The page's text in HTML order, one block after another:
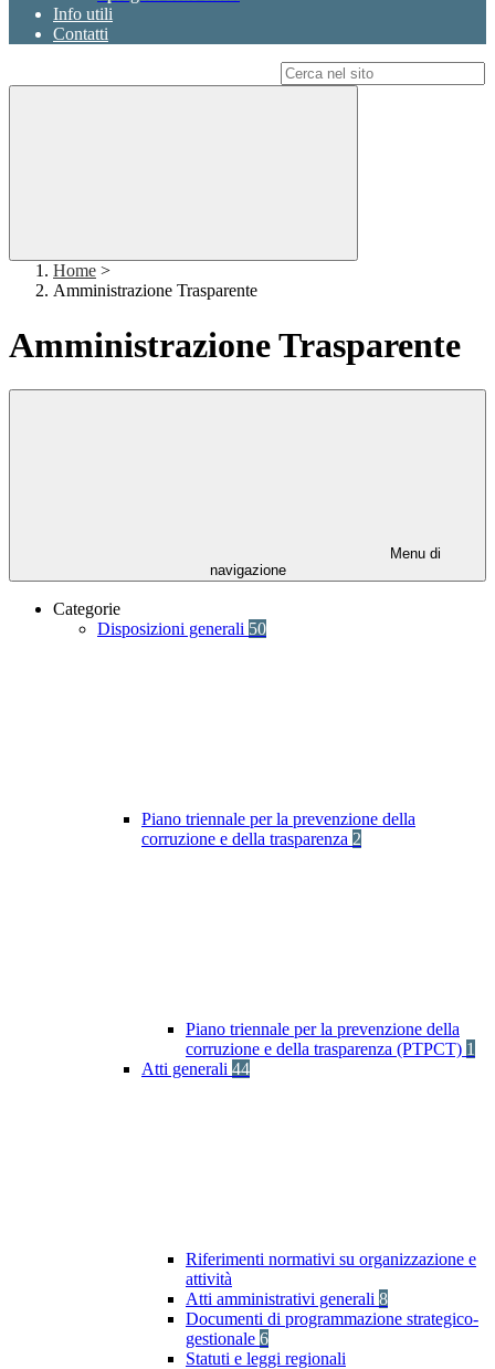
Info utili
Contatti
Home >
Amministrazione Trasparente
Amministrazione Trasparente
Menu di
navigazione
Categorie
Disposizioni generali 50
Piano triennale per la prevenzione della
corruzione e della trasparenza 2
Piano triennale per la prevenzione della
corruzione e della trasparenza (PTPCT) 1
Atti generali 44
Riferimenti normativi su organizzazione e
attività
Atti amministrativi generali 8
Documenti di programmazione strategico-
gestionale 6
Statuti e leggi regionali